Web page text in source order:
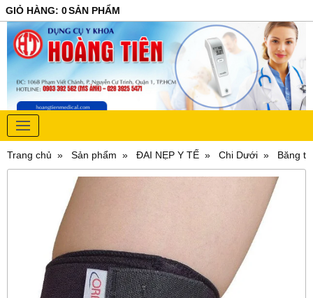
GIỎ HÀNG: 0SẢN PHẨM
Trang chủ Sản phẩm ĐAI NẸP Y TẾ Chi Dưới Băng